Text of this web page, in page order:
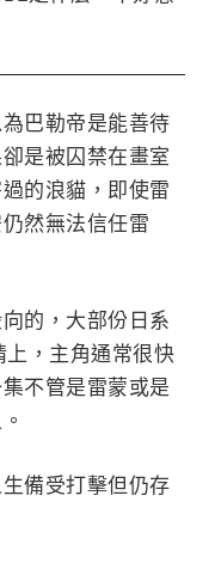
巴勒帝是能善待
是被囚禁在畫室
的浪貓，即使雷
然無法信任雷
的，大部份日系
上，主角通常很快
不管是雷蒙或是
備受打擊但仍存